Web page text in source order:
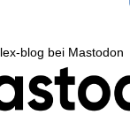
lex-blog bei Mastodon